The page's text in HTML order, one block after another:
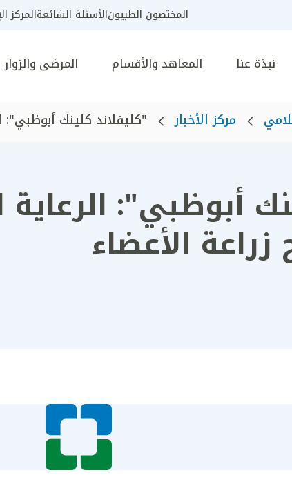
المختصون الطبيونالأسئلة الشائعةالمركز
نبذة عنا المعاهد والأقسام المرضى والزوار
مركز الأخبار "كليفلاند كلينك أبوظبي":
أبوظبي": الرعاية
الأعضاء